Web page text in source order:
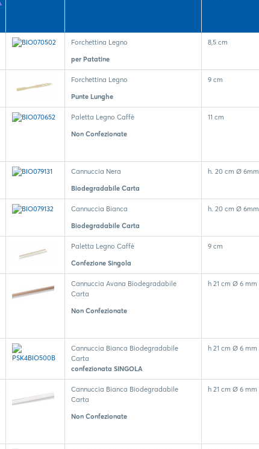
Forchettina Legno
per Patatine
8,5 cm
Forchettina Legno
Punte Lunghe
9 cm
Paletta Legno Caffè
Non Confezionate
11 cm
Cannuccia Nera
Biodegradabile Carta
h. 20 cm Ø 6mm
Cannuccia Bianca
Biodegradabile Carta
h. 20 cm Ø 6mm
Paletta Legno Caffè
Confezione Singola
9 cm
Cannuccia Avana Biodegradabile
Carta
Non Confezionate
h 21 cm Ø 6 mm
Cannuccia Bianca Biodegradabile
Carta
confezionata SINGOLA
h 21 cm Ø 6 mm
Cannuccia Bianca Biodegradabile
Carta
Non Confezionate
h 21 cm Ø 6 mm